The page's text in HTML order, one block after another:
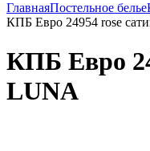
ГлавнаяПостельное белье
КПБ Евро 24954 rose
КПБ Евро
LUNA